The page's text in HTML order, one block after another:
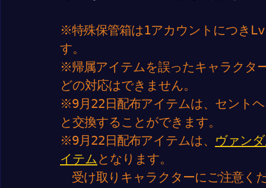
※特殊保管箱は1アカウントにつき
す。
※帰属アイテムを誤ったキャラクタ
どの対応はできません。
※9月22日配布アイテムは、セント
と交換することができます。
※9月22日配布アイテムは、 ヴァン
イテムとなります。
受け取りキャラクターにご注意く